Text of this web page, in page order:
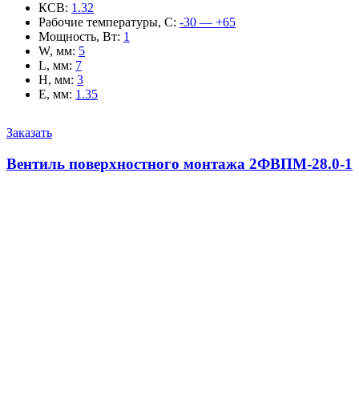
КСВ: 1.32
Рабочие температуры, С: -30 — +65
Мощность, Вт: 1
W, мм: 5
L, мм: 7
H, мм: 3
E, мм: 1.35
Заказать
Вентиль поверхностного монтажа 2ФВПМ-28.0-1